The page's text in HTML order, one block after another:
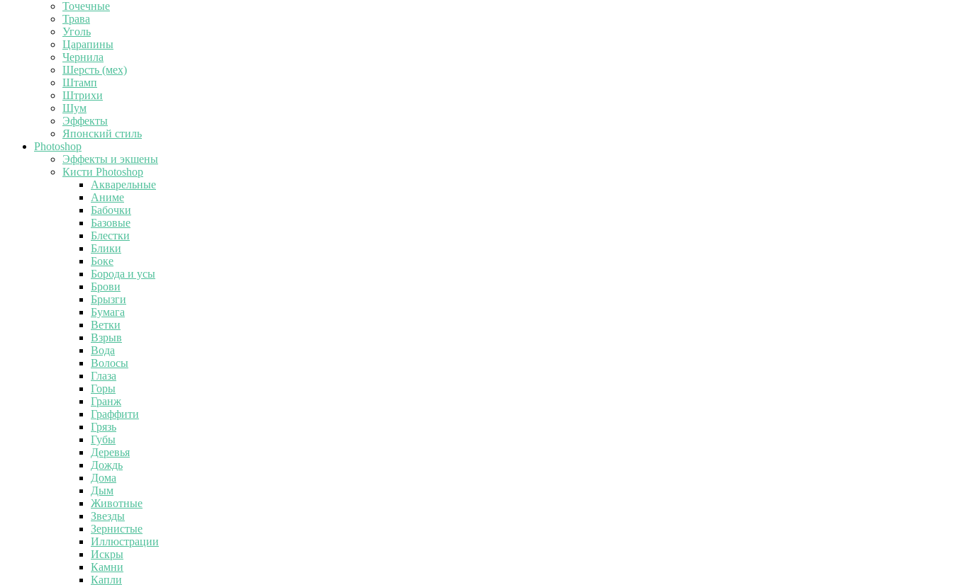
Точечные
Трава
Уголь
Царапины
Чернила
Шерсть (мех)
Штамп
Штрихи
Шум
Эффекты
Японский стиль
Photoshop
Эффекты и экшены
Кисти Photoshop
Акварельные
Аниме
Бабочки
Базовые
Блестки
Блики
Боке
Борода и усы
Брови
Брызги
Бумага
Ветки
Взрыв
Вода
Волосы
Глаза
Горы
Гранж
Граффити
Грязь
Губы
Деревья
Дождь
Дома
Дым
Животные
Звезды
Зернистые
Иллюстрации
Искры
Камни
Капли